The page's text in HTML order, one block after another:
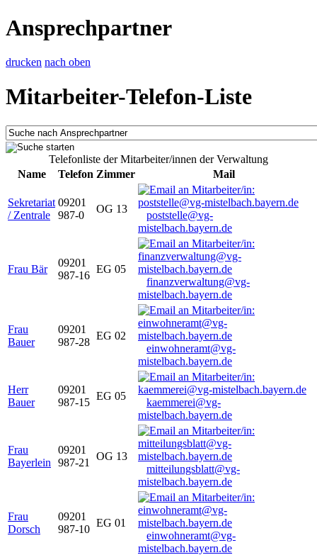
Ansprechpartner
drucken nach oben
Mitarbeiter-Telefon-Liste
Telefonliste der Mitarbeiter/innen der Verwaltung
Name
Telefon Zimmer Mail
Sekretariat
/ Zentrale
09201
987-0
OG 13
poststelle@vg-
mistelbach.bayern.de
Frau Bär
09201
987-16
EG 05
finanzverwaltung@vg-
mistelbach.bayern.de
Frau
Bauer
09201
987-28
EG 02
einwohneramt@vg-
mistelbach.bayern.de
Herr
Bauer
09201
987-15
EG 05
kaemmerei@vg-
mistelbach.bayern.de
Frau
Bayerlein
09201
987-21
OG 13
mitteilungsblatt@vg-
mistelbach.bayern.de
Frau
Dorsch
09201
987-10
EG 01
einwohneramt@vg-
mistelbach.bayern.de